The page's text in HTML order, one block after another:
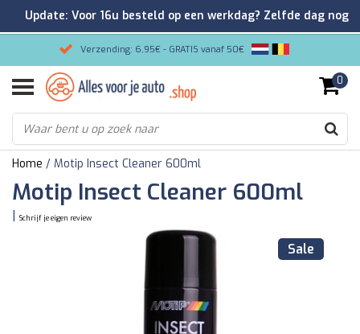
Verzending: 6,95€ - GRATIS vanaf 50€
Gemakkelijk bestellen/Veilig betalen
9.2/10 Klantenrating via Kiyoh!
0
Home / Motip Insect Cleaner 600ml
Motip Insect Cleaner 600ml
Schrijf je eigen review
Sale
Update: Voor 16u besteld op een werkdag? Zelfde dag nog
verzonden!